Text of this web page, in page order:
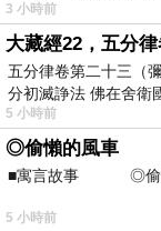
3 小時前
大藏經22，五分
五分律卷第二十三（
分初滅諍法 佛在舍衛
5 小時前
◎偷懶的風車
■寓言故事 ◎偷
⊕潘
常颳風的山丘上—&m
5 小時前